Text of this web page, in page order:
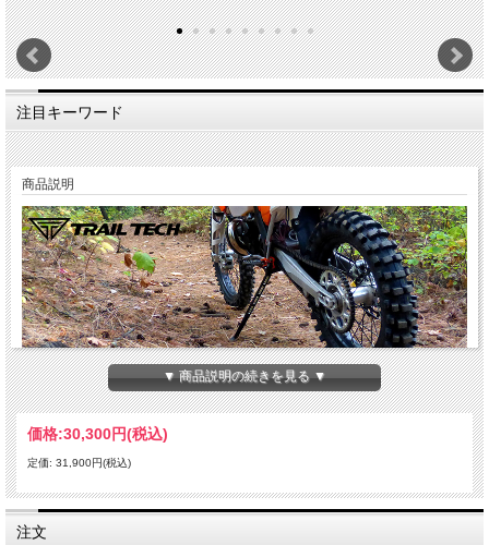
注目キーワード
商品説明
Trail Tech トレイルテックのアルミ製キックスタンド（サイドスタンド）は、10年
間でも使えるよう強靭で妥協の無い強さ、機能性を持たせ開発されました。
かのようにフィットします。
・スタンド接地面を向上させたより大きな新しいフットパッド。
しいスタンドアーム。
▼ 商品説明の続きを見る ▼
価格:30,300円(税込)
定価: 31,900円(税込)
注文